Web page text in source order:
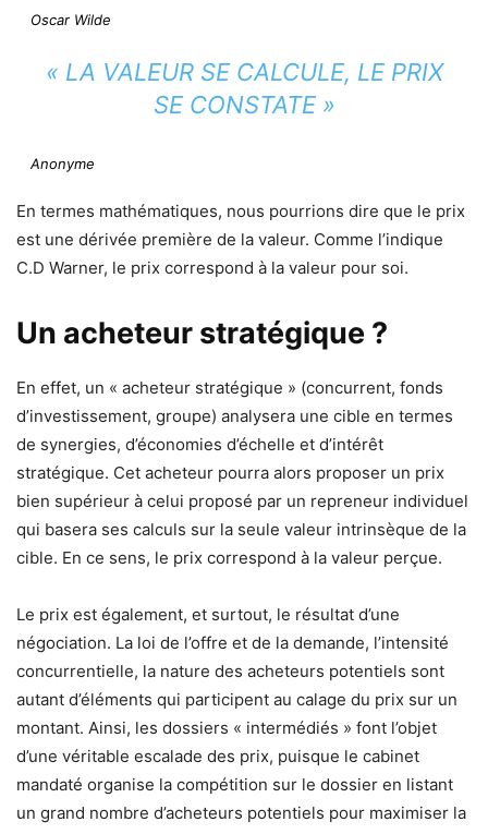
Oscar Wilde
« LA VALEUR SE CALCULE, LE PRIX
SE CONSTATE »
Anonyme
En termes mathématiques, nous pourrions dire que le prix
est une dérivée première de la valeur. Comme l’indique
C.D Warner, le prix correspond à la valeur pour soi.
Un acheteur stratégique ?
En effet, un « acheteur stratégique » (concurrent, fonds
d’investissement, groupe) analysera une cible en termes
de synergies, d’économies d’échelle et d’intérêt
stratégique. Cet acheteur pourra alors proposer un prix
bien supérieur à celui proposé par un repreneur individuel
qui basera ses calculs sur la seule valeur intrinsèque de la
cible. En ce sens, le prix correspond à la valeur perçue.
Le prix est également, et surtout, le résultat d’une
négociation. La loi de l’offre et de la demande, l’intensité
concurrentielle, la nature des acheteurs potentiels sont
autant d’éléments qui participent au calage du prix sur un
montant. Ainsi, les dossiers « intermédiés » font l’objet
d’une véritable escalade des prix, puisque le cabinet
mandaté organise la compétition sur le dossier en listant
un grand nombre d’acheteurs potentiels pour maximiser la